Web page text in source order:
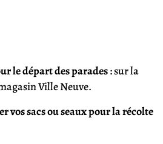
le départ des parades: sur la
Ville Neuve.
vos sacs ou seaux pour la récolte